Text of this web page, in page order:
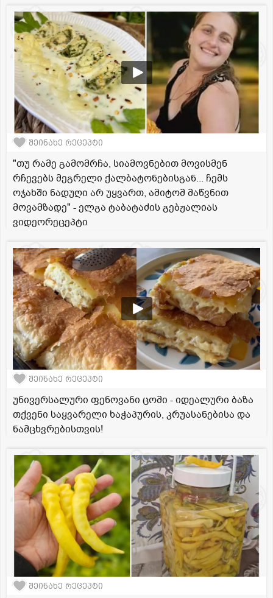
შეინახე რეცეპტი
"თუ რამე გამომრჩა, სიამოვნებით მოვისმენ
რჩევებს მეგრელი ქალბატონებისგან... ჩემს
ოჯახში ნადუღი არ უყვართ, ამიტომ მაწვნით
მოვამზადე" - ელგა ტაბატაძის გებჟალიას
ვიდეორეცეპტი
შეინახე რეცეპტი
უნივერსალური ფენოვანი ცომი - იდეალური ბაზა
თქვენი საყვარელი ხაჭაპურის, კრუასანებისა და
ნამცხვრებისთვის!
შეინახე რეცეპტი